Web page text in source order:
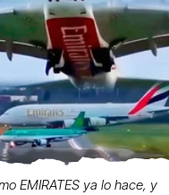
EMIRATES ya lo hace, y